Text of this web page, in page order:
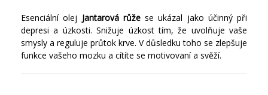
Esenciální olej Jantarová růžese ukázal jako účinný při
depresi a úzkosti. Snižuje úzkost tím, že uvolňuje vaše
smysly a reguluje průtok krve. V důsledku toho se zlepšuje
funkce vašeho mozku a cítíte se motivovaní a svěží.